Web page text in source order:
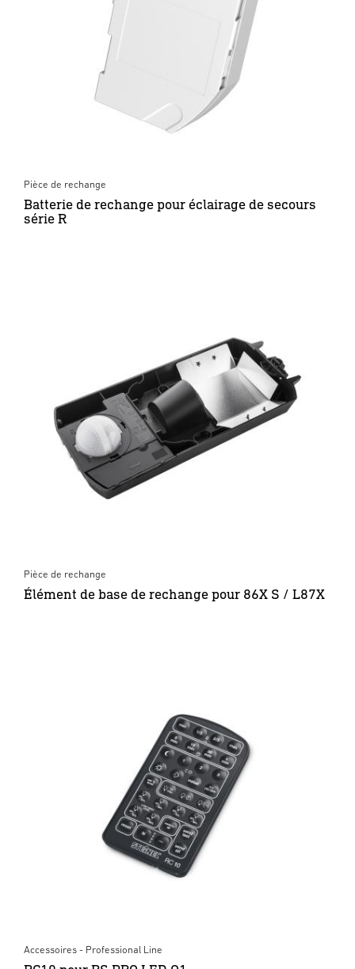
Pièce de rechange
Batterie de rechange pour éclairage de secours
série R
Pièce de rechange
Élément de base de rechange pour 86X S / L87X
Accessoires - Professional Line